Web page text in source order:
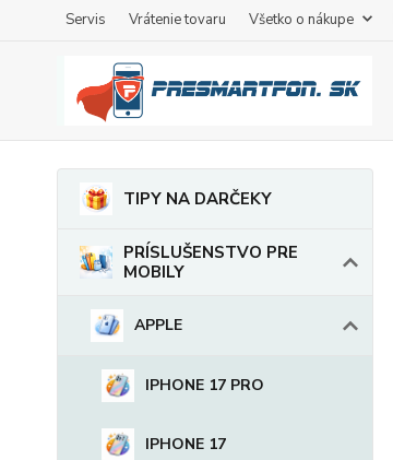
Servis Vrátenie tovaru Všetko o nákupe
TIPY NA DARČEKY
PRÍSLUŠENSTVO PRE
MOBILY
APPLE
IPHONE 17 PRO
IPHONE 17